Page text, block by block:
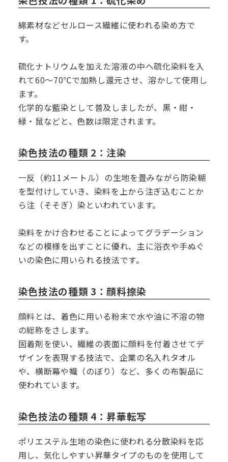
綿素材などセルロース繊維に使われる染め方で
す。
硫化ナトリウムを加えた溶液の中へ硫化染料を入
れて60～70℃で加熱し還元させ、溶かして使用し
ます。
化学的な藍染として普及しましたが、黒・紺・
緑・鼠などと、色数は限定されます。
染色技法の種類 2：注染
一反（約11メートル）の生地を畳みながら防染糊
を型付けしていき、染料を上から注ぎ込むことか
ら注（そそぎ）染といわれています。
染料をかけ合わせることによってグラデーション
などの模様を出すことに優れ、主に浴衣や手ぬぐ
いの染色に用いられる技法です。
染色技法の種類 3：顔料捺染
顔料とは、着色に用いる粉末で水や油に不溶の物
の総称をさします。
固着剤を使い、繊維の表面に顔料を付着させてデ
ザインを表現する技法で、企業の名入れタオル
や、横断幕や幟（のぼり）など、多くの布製品に
使われています。
染色技法の種類 4：昇華転写
ポリエステル生地の染色に使われる分散染料を応
用し、気化しやすい昇華タイプのものを使用して